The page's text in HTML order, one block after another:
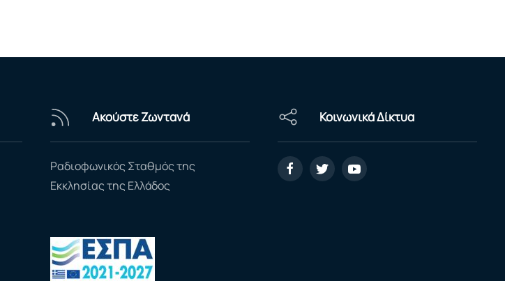
Ακούστε Ζωντανά
Ραδιοφωνικός Σταθμός της
Εκκλησίας της Ελλάδος
Κοινωνικά Δίκτυα